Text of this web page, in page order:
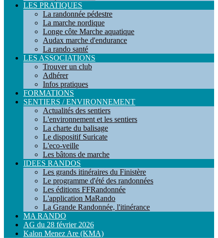
LES PRATIQUES
La randonnée pédestre
La marche nordique
Longe côte Marche aquatique
Audax marche d'endurance
La rando santé
LES ASSOCIATIONS
Trouver un club
Adhérer
Infos pratiques
FORMATIONS
SENTIERS / ENVIRONNEMENT
Actualités des sentiers
L'environnement et les sentiers
La charte du balisage
Le dispositif Suricate
L'eco-veille
Les bâtons de marche
IDEES RANDOS
Les grands itinéraires du Finistère
Le programme d'été des randonnées
Les éditions FFRandonnée
L'application MaRando
La Grande Randonnée, l'itinérance
MA RANDO
AG du 28 février 2026
Kalon Menez Are (KMA)